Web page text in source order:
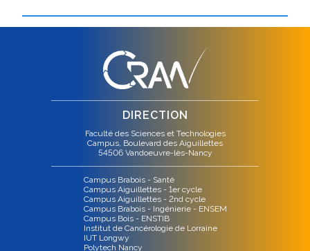
DIRECTION
Faculté des Sciences et Technologies
Campus, Boulevard des Aiguillettes
54506 Vandoeuvre-lès-Nancy
Campus Brabois - Santé
Campus Aiguillettes - 1er cycle
Campus Aiguillettes - 2nd cycle
Campus Brabois - Ingénierie - ENSEM
Campus Bois - ENSTIB
Institut de Cancérologie de Lorraine
IUT Longwy
Polytech Nancy